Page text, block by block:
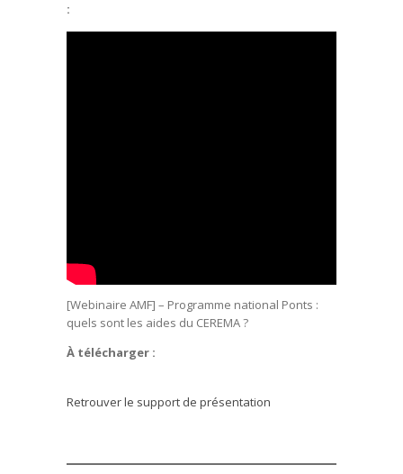
:
[Webinaire AMF] – Programme national Ponts :
quels sont les aides du CEREMA ?
À télécharger :
Retrouver le support de présentation